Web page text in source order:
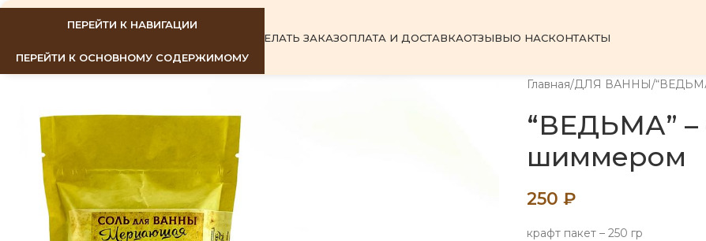
ПЕРЕЙТИ К НАВИГАЦИИ
ПЕРЕЙТИ К ОСНОВНОМУ СОДЕРЖИМОМУ
КАК СДЕЛАТЬ ЗАКАЗОПЛАТА И ДОСТАВКАОТЗЫВЫО НАСКОНТАКТЫ
Главная ДЛЯ ВАННЫ
“ВЕДЬМА” –
шиммером
250 ₽
крафт пакет – 250 гр